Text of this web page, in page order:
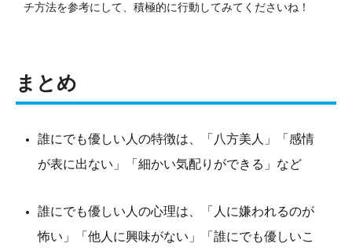
チ方法を参考にして、積極的に行動してみてくださいね！
まとめ
誰にでも優しい人の特徴は、「八方美人」「感情
が表に出ない」「細かい気配りができる」など
誰にでも優しい人の心理は、「人に嫌われるのが
怖い」「他人に興味がない」「誰にでも優しいこ